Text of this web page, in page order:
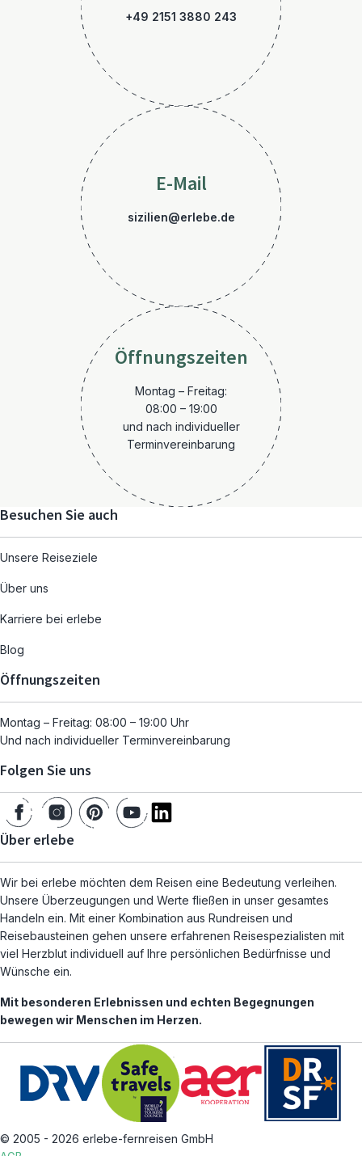
+49 2151 3880 243
E-Mail
sizilien@erlebe.de
Öffnungszeiten
Montag – Freitag:
08:00 – 19:00
und nach individueller
Terminvereinbarung
Besuchen Sie auch
Unsere Reiseziele
Über uns
Karriere bei erlebe
Blog
Öffnungszeiten
Montag – Freitag: 08:00 – 19:00 Uhr
Und nach individueller Terminvereinbarung
Folgen Sie uns
Über erlebe
Wir bei erlebe möchten dem Reisen eine Bedeutung verleihen.
Unsere Überzeugungen und Werte fließen in unser gesamtes
Handeln ein. Mit einer Kombination aus Rundreisen und
Reisebausteinen gehen unsere erfahrenen Reisespezialisten mit
viel Herzblut individuell auf Ihre persönlichen Bedürfnisse und
Wünsche ein.
Mit besonderen Erlebnissen und echten Begegnungen
bewegen wir Menschen im Herzen.
© 2005 - 2026 erlebe-fernreisen GmbH